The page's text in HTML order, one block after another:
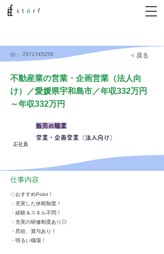
ID： 2571745258 < 戻る
不動産業の営業・企画営業（法人向
け）／愛媛県宇和島市／年収332万円
～年収332万円
正社員
販売の職業
営業・企画営業（法人向け）
仕事内容
◇おすすめPoint！
・充実した休暇制度！
・経験＆スキル不問！
・充実の研修制度あり◎
・昇給、賞与あり！
・明るい職場！